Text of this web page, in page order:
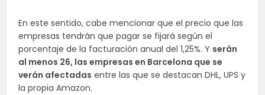
En este sentido, cabe mencionar que el precio que las
empresas tendrán que pagar se fijará según el
porcentaje de la facturación anual del 1,25%. Y serán
al menos 26, las empresas en Barcelona que se
verán afectadas entre las que se destacan DHL, UPS y
la propia Amazon.